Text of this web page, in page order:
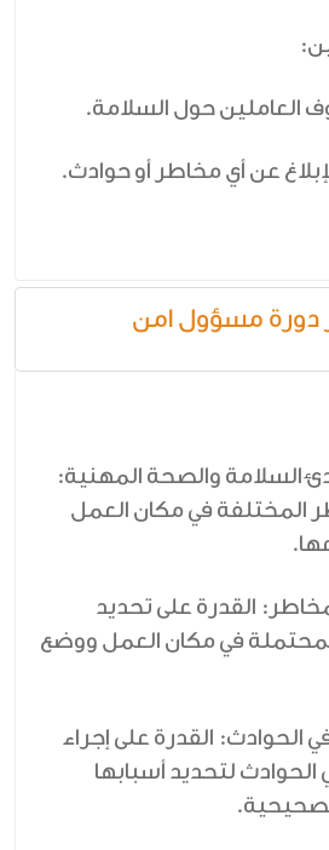
العاملين حول السلامة.
عن أي مخاطر أو حوادث.
دورة مسؤول امن
السلامة والصحة المهنية:
المختلفة في مكان العمل
القدرة على تحديد
في مكان العمل ووضع
الحوادث: القدرة على إجراء
لتحديد أسبابها